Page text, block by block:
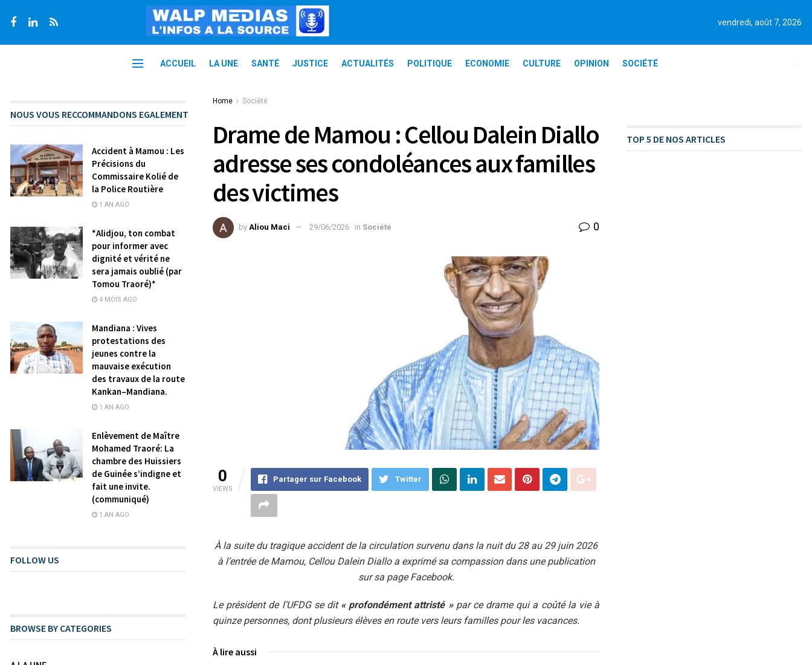
vendredi, août 7, 2026
ACCUEIL LA UNE SANTÉ JUSTICE ACTUALITÉS POLITIQUE ECONOMIE CULTURE OPINION SOCIÉTÉ
Home Société
Drame de Mamou : Cellou Dalein Diallo
adresse ses condoléances aux familles
des victimes
by Aliou Maci 29/06/2026 in Société 0
0
VIEWS
Partager sur Facebook Twitter
À la suite du tragique accident de la circulation survenu dans la nuit du 28 au 29 juin 2026
à l’entrée de Mamou, Cellou Dalein Diallo a exprimé sa compassion dans une publication
sur sa page Facebook.
Le président de l’UFDG se dit « profondément attristé »par ce drame qui a coûté la vie à
quinze personnes, dont plusieurs élèves en route vers leurs familles pour les vacances.
À lire aussi
NOUS VOUS RECCOMMANDONS EGALEMENT
Accident à Mamou : Les
Précisions du
Commissaire Kolié de
la Police Routière
1 AN AGO
*Alidjou, ton combat
pour informer avec
dignité et vérité ne
sera jamais oublié (par
Tomou Traoré)*
4 MOIS AGO
Mandiana : Vives
protestations des
jeunes contre la
mauvaise exécution
des travaux de la route
Kankan–Mandiana.
1 AN AGO
Enlèvement de Maître
Mohamed Traoré: La
chambre des Huissiers
de Guinée s’indigne et
fait une invite.
(communiqué)
1 AN AGO
FOLLOW US
BROWSE BY CATEGORIES
TOP 5 DE NOS ARTICLES